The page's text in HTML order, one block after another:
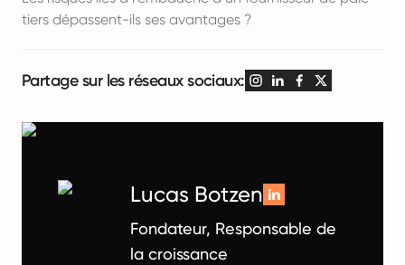
tiers dépassent-ils ses avantages ?
Partage sur les réseaux sociaux:
Lucas Botzen
Fondateur, Responsable de
la croissance